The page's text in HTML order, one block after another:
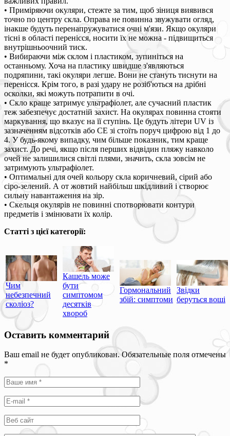
• Приміряючи окуляри, стежте за тим, щоб зіниця виявився
точно по центру скла. Оправа не повинна звужувати огляд,
інакше будуть перенапружуватися очні м'язи. Якщо окуляри
тісні в області перенісся, носити їх не можна - підвищиться
внутрішньоочний тиск.
• Вибираючи між склом і пластиком, зупиніться на
останньому. Хоча на пластику швидше з'являються
подряпини, такі окуляри легше. Вони не стануть тиснути на
перенісся. Крім того, в разі удару не розіб'ються на дрібні
осколки, які можуть потрапити в очі.
• Скло краще затримує ультрафіолет, але сучасний пластик
теж забезпечує достатній захист. На окулярах повинна стояти
маркування, що вказує на її ступінь. Це будуть літери UV із
зазначенням відсотків або СЕ зі стоїть поруч цифрою від 1 до
4. У будь-якому випадку, чим більше показник, тим краще
захист. До речі, якщо після перших відвідин пляжу навколо
очей не залишилися світлі плями, значить, скла зовсім не
затримують ультрафіолет.
• Оптимальні для очей кольору скла коричневий, сірий або
сіро-зелений. А от жовтий найбільш шкідливий і створює
сильну навантаження на зір.
• Скельця окулярів не повинні спотворювати контури
предметів і змінювати їх колір.
Статті з цієї категорії:
Чим
небезпечний
сколіоз?
Кашель може
бути
симптомом
десятків
хвороб
Гормональний
збій: симптоми
Звідки
беруться воші
Оставить комментарий
Ваш email не будет опубликован. Обязательные поля отмечены
*